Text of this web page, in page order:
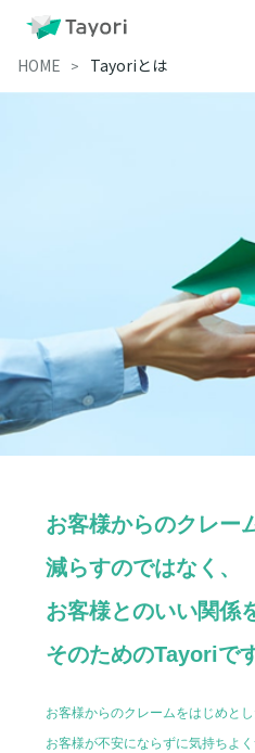
HOME Tayoriとは
お客様からのクレー
減らすのではなく、
お客様とのいい関係
そのためのTayoriです
お客様からのクレームをはじめと
お客様が不安にならずに気持ちよ